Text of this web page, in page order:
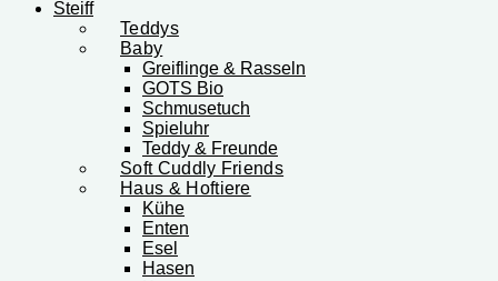
Steiff
Teddys
Baby
Greiflinge & Rasseln
GOTS Bio
Schmusetuch
Spieluhr
Teddy & Freunde
Soft Cuddly Friends
Haus & Hoftiere
Kühe
Enten
Esel
Hasen